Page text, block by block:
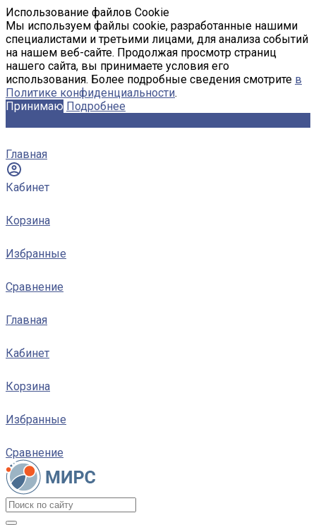
Использование файлов Cookie
Мы используем файлы cookie, разработанные нашими
специалистами и третьими лицами, для анализа событий
на нашем веб-сайте. Продолжая просмотр страниц
нашего сайта, вы принимаете условия его
использования. Более подробные сведения смотрите в
Политике конфиденциальности.
Принимаю Подробнее
Главная
Кабинет
Корзина
Избранные
Сравнение
Главная
Кабинет
Корзина
Избранные
Сравнение